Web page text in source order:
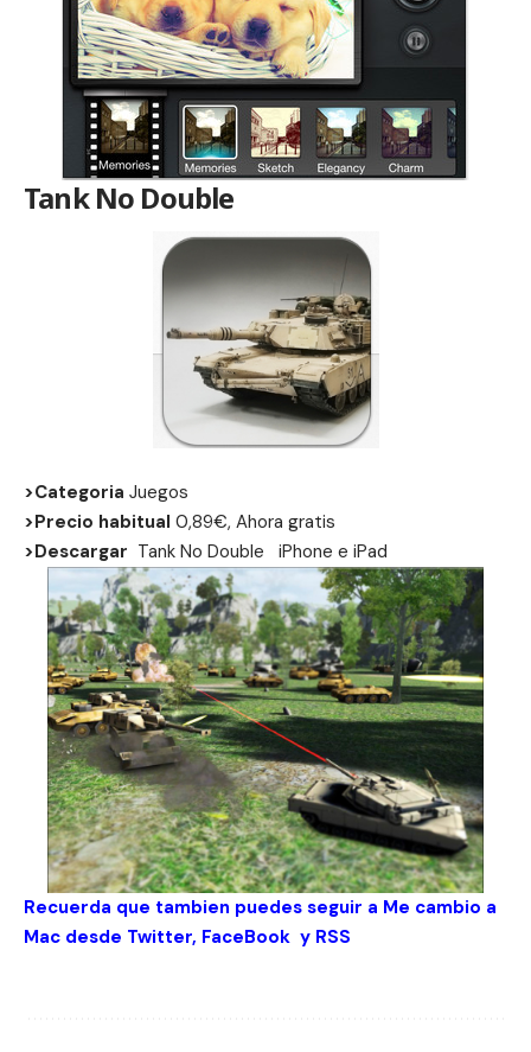
Tank No Double
>Categoria Juegos
>Precio habitual 0,89€, Ahora gratis
>Descargar Tank No Double iPhone e iPad
Recuerda que tambien puedes seguir a Me cambio a
Mac desde Twitter, FaceBook y RSS